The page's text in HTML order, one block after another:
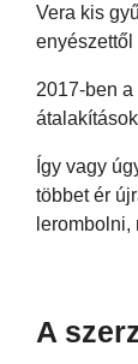
Vera kis
enyészettől
2017-ben
Így vagy
többet ér
A